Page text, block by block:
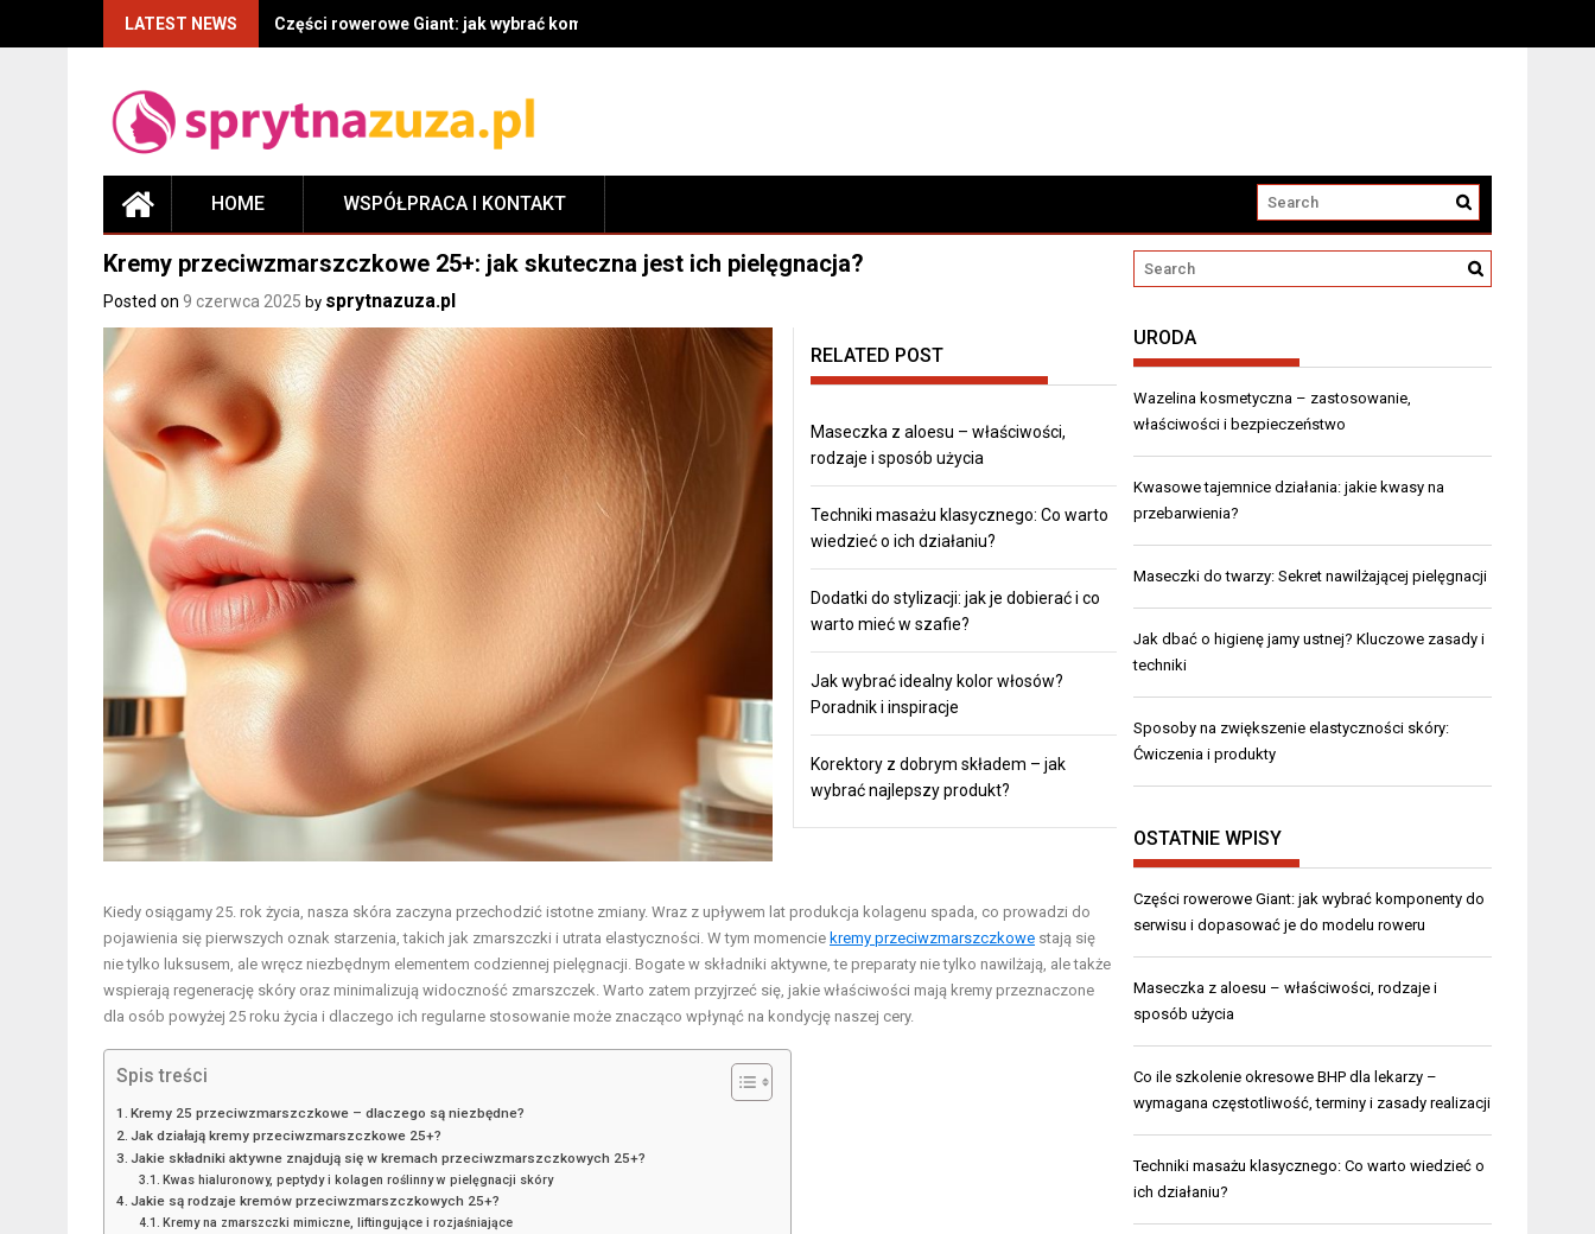
LATEST NEWS Części rowerowe Giant: jak wybrać komponenty do serwisu i dopasować je do modelu roweru
HOME WSPÓŁPRACA I KONTAKT
Kremy przeciwzmarszczkowe 25+: jak skuteczna jest ich pielęgnacja?
Posted on 9 czerwca 2025 by sprytnazuza.pl
RELATED POST
Maseczka z aloesu – właściwości,
rodzaje i sposób użycia
Techniki masażu klasycznego: Co warto
wiedzieć o ich działaniu?
Dodatki do stylizacji: jak je dobierać i co
warto mieć w szafie?
Jak wybrać idealny kolor włosów?
Poradnik i inspiracje
Korektory z dobrym składem – jak
wybrać najlepszy produkt?
Kiedy osiągamy 25. rok życia, nasza skóra zaczyna przechodzić istotne zmiany. Wraz z upływem lat produkcja kolagenu spada, co prowadzi do
pojawienia się pierwszych oznak starzenia, takich jak zmarszczki i utrata elastyczności. W tym momencie kremy przeciwzmarszczkowe stają się
nie tylko luksusem, ale wręcz niezbędnym elementem codziennej pielęgnacji. Bogate w składniki aktywne, te preparaty nie tylko nawilżają, ale także
wspierają regenerację skóry oraz minimalizują widoczność zmarszczek. Warto zatem przyjrzeć się, jakie właściwości mają kremy przeznaczone
dla osób powyżej 25 roku życia i dlaczego ich regularne stosowanie może znacząco wpłynąć na kondycję naszej cery.
Spis treści
Kremy 25 przeciwzmarszczkowe – dlaczego są niezbędne?
Jak działają kremy przeciwzmarszczkowe 25+?
Jakie składniki aktywne znajdują się w kremach przeciwzmarszczkowych 25+?
Kwas hialuronowy, peptydy i kolagen roślinny w pielęgnacji skóry
Jakie są rodzaje kremów przeciwzmarszczkowych 25+?
Kremy na zmarszczki mimiczne, liftingujące i rozjaśniające
URODA
Wazelina kosmetyczna – zastosowanie,
właściwości i bezpieczeństwo
Kwasowe tajemnice działania: jakie kwasy na
przebarwienia?
Maseczki do twarzy: Sekret nawilżającej pielęgnacji
Jak dbać o higienę jamy ustnej? Kluczowe zasady i
techniki
Sposoby na zwiększenie elastyczności skóry:
Ćwiczenia i produkty
OSTATNIE WPISY
Części rowerowe Giant: jak wybrać komponenty do
serwisu i dopasować je do modelu roweru
Maseczka z aloesu – właściwości, rodzaje i
sposób użycia
Co ile szkolenie okresowe BHP dla lekarzy –
wymagana częstotliwość, terminy i zasady realizacji
Techniki masażu klasycznego: Co warto wiedzieć o
ich działaniu?